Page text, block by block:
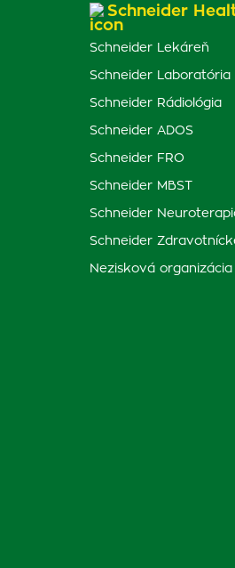
Schneider
Schneider Lekáreň
Schneider Laboratória
Schneider Rádiológia
Schneider ADOS
Schneider FRO
Schneider MBST
Schneider
Schneider
Nezisková organizácia